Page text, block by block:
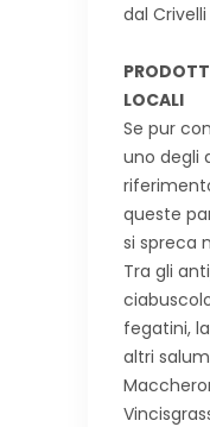
dal Crivelli
LOCALI
Se pur
uno degli
queste
si spreca
Tra gli
fegatini,
altri